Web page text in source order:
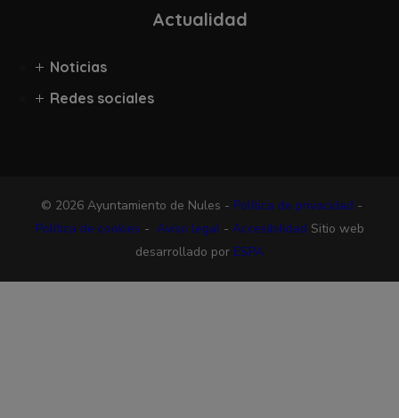
Actualidad
Noticias
Redes sociales
© 2026 Ayuntamiento de Nules - Política de privacidad -
Política de cookies - Aviso legal- Accesibilidad Sitio web
desarrollado por ESPA